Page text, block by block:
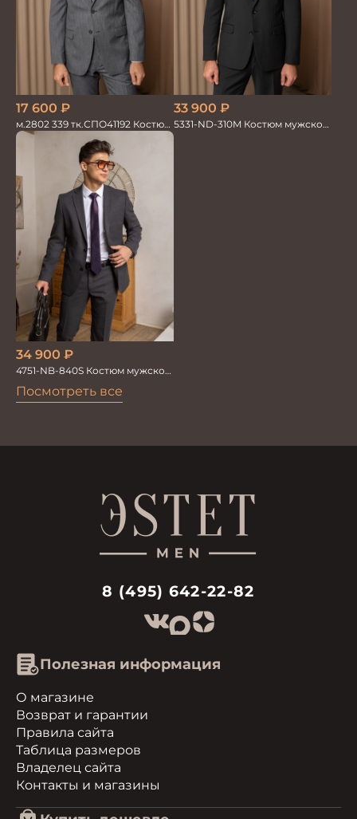
Посмотреть все
17 600 ₽
м.2802 339 тк.СПО41192 Костюм
мужской
33 900 ₽
5331-ND-310M Костюм мужской
34 900 ₽
4751-NB-840S Костюм мужской
8 (495) 642-22-82
Полезная информация
О магазине
Возврат и гарантии
Правила сайта
Таблица размеров
Владелец сайта
Контакты и магазины